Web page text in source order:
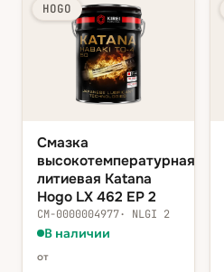
HOGO
Смазка
высокотемпературная
литиевая Katana
Hogo LX 462 EP 2
СМ-0000004977· NLGI 2
В наличии
от